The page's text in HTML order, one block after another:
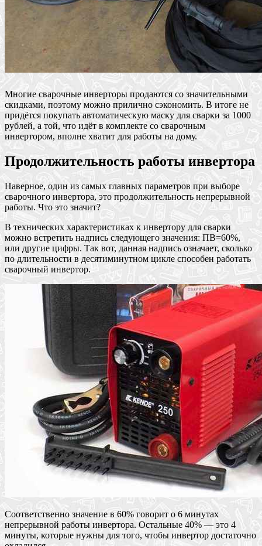
Многие сварочные инверторы продаются со значительными
скидками, поэтому можно прилично сэкономить. В итоге не
придётся покупать автоматическую маску для сварки за 1000
рублей, а той, что идёт в комплекте со сварочным
инвертором, вполне хватит для работы на дому.
Продолжительность работы инвертора
Наверное, один из самых главных параметров при выборе
сварочного инвертора, это продолжительность непрерывной
работы. Что это значит?
В технических характеристиках к инвертору для сварки
можно встретить надпись следующего значения: ПВ=60%,
или другие цифры. Так вот, данная надпись означает, сколько
по длительности в десятиминутном цикле способен работать
сварочный инвертор.
Соответственно значение в 60% говорит о 6 минутах
непрерывной работы инвертора. Остальные 40% — это 4
минуты, которые нужны для того, чтобы инвертор достаточно